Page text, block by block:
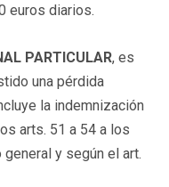
euros diarios.
PARTICULAR, es
una pérdida
la indemnización
arts. 51 a 54 a los
y según el art.